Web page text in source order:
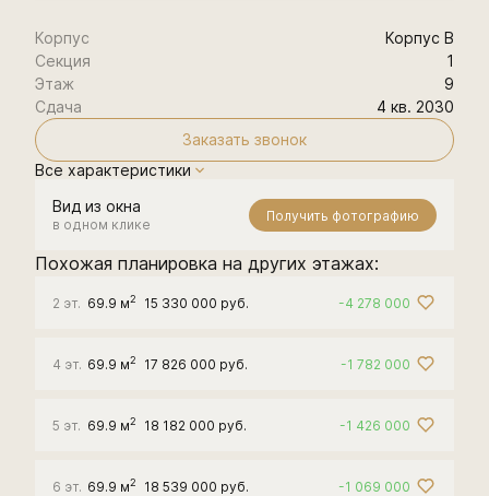
Корпус
Корпус В
Секция
1
Этаж
9
Сдача
4 кв. 2030
Заказать звонок
Все характеристики
Вид из окна
в одном клике
Получить фотографию
Похожая планировка на других этажах:
2 эт. 69.9 м2 15 330 000 руб. -4 278 000
4 эт. 69.9 м2 17 826 000 руб. -1 782 000
5 эт. 69.9 м2 18 182 000 руб. -1 426 000
6 эт. 69.9 м2 18 539 000 руб. -1 069 000